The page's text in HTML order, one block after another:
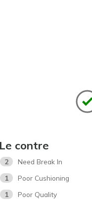
contre
2
Need Break In
1
Poor Cushioning
1
Poor Quality